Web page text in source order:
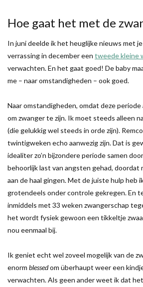
Hoe gaat het met de
In juni deelde ik het heuglijke nieuws met
verrassing in december een tweede kleine
verwachten. En het gaat goed! De baby
me – naar omstandigheden – ook goed.
Naar omstandigheden, omdat deze periode
om zwanger te zijn. Ik moet steeds alleen
(die gelukkig wel steeds in orde zijn).
twintigweken echo aanwezig zijn. Dat is
idealiter zo’n bijzondere periode samen
behoorlijk last van angsten gehad, doordat
aan de haal gingen. Met de juiste hulp heb
grotendeels onder controle gekregen. En
inmiddels met 33 weken zwangerschap
het wordt fysiek gewoon een tikkeltje
nou eenmaal bij.
Ik geniet echt wel zoveel mogelijk van de
enorm blessedom überhaupt weer een
verwachten. Als geen ander weet ik dat